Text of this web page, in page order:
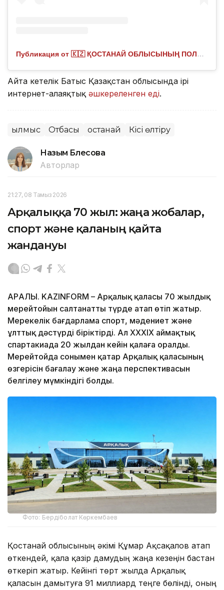
Публикация от 🇰🇿 ҚОСТАНАЙ ОБЛЫСЫНЫҢ ПОЛИЦИЯСЫ (@polisia_kostanay)
Айта кетелік Батыс Қазақстан облысында ірі
интернет-алаяқтық әшкереленген еді.
Қылмыс Отбасы Қостанай Кісі өлтіру
Назым Бөлесова
Авторлар
21:27, 08 Тамыз 2026
Арқалыққа 70 жыл: жаңа жобалар,
спорт және қаланың қайта
жандануы
АРҚАЛЫҚ. KAZINFORM – Арқалық қаласы 70 жылдық
мерейтойын салтанатты түрде атап өтіп жатыр.
Мерекелік бағдарлама спорт, мәдениет және
ұлттық дәстүрді біріктірді. Ал XXXIX аймақтық
спартакиада 20 жылдан кейін қалаға оралды.
Мерейтойда сонымен қатар Арқалық қаласының
өзгерісін бағалау және жаңа перспективасын
белгілеу мүмкіндігі болды.
Фото: Бердіболат Көркембаев
Қостанай облысының әкімі Құмар Ақсақалов атап
өткендей, қала қазір дамудың жаңа кезеңін бастан
өткеріп жатыр. Кейінгі төрт жылда Арқалық
қаласын дамытуға 91 миллиард теңге бөлінді, оның